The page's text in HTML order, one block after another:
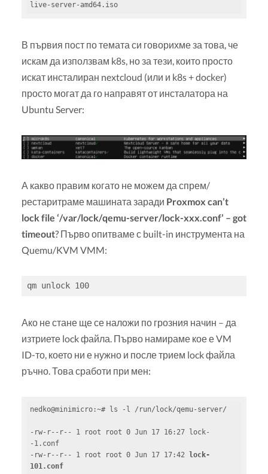
live-server-amd64.iso
В първия пост по темата си говорихме за това, че
искам да използвам k8s, но за тези, които просто
искат инсталиран nextcloud (или и k8s + docker)
просто могат да го направят от инсталатора на
Ubuntu Server:
А какво правим когато не можем да спрем/
рестаритраме машината заради Proxmox can’t
lock file ‘/var/lock/qemu-server/lock-xxx.conf’ – got
timeout? Първо опитваме с built-in инструмента на
Quemu/KVM VMM:
qm unlock 100
Ако не стане ще се наложи по грозния начин – да
изтриете lock файла. Първо намираме кое е VM
ID-то, което ни е нужно и после трием lock файла
ръчно. Това сработи при мен:
nedko@minimicro:~# ls -l /run/lock/qemu-server/
-rw-r--r-- 1 root root 0 Jun 17 16:27 lock-
-1.conf
-rw-r--r-- 1 root root 0 Jun 17 17:42
lock-
101.conf